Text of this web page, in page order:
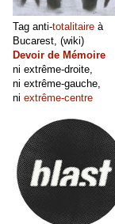
Tag anti-totalitaire à
Bucarest, (wiki)
Devoir de Mémoire
ni extrême-droite,
ni extrême-gauche,
ni extrême-centre